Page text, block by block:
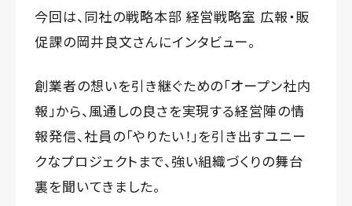
今回は、同社の戦略本部 経営戦略室 広報・販
促課の岡井良文さんにインタビュー。
創業者の想いを引き継ぐための「オープン社内
報」から、風通しの良さを実現する経営陣の情
報発信、社員の「やりたい！」を引き出すユニー
クなプロジェクトまで、強い組織づくりの舞台
裏を聞いてきました。